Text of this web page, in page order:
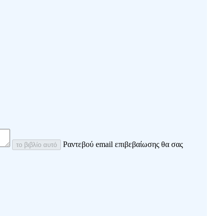
το βιβλίο αυτό
Ραντεβού email επιβεβαίωσης θα σας